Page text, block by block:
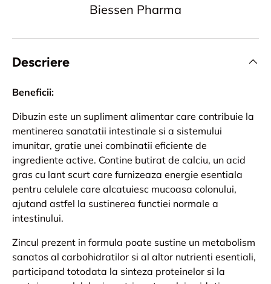
Biessen Pharma
Descriere
Beneficii:
Dibuzin este un supliment alimentar care contribuie la
mentinerea sanatatii intestinale si a sistemului
imunitar, gratie unei combinatii eficiente de
ingrediente active. Contine butirat de calciu, un acid
gras cu lant scurt care furnizeaza energie esentiala
pentru celulele care alcatuiesc mucoasa colonului,
ajutand astfel la sustinerea functiei normale a
intestinului.
Zincul prezent in formula poate sustine un metabolism
sanatos al carbohidratilor si al altor nutrienti esentiali,
participand totodata la sinteza proteinelor si la